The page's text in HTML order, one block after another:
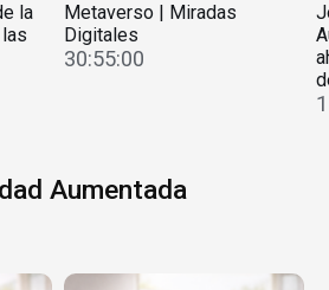
la
Metaverso | Miradas
Digitales
30:55:00
Aumentada